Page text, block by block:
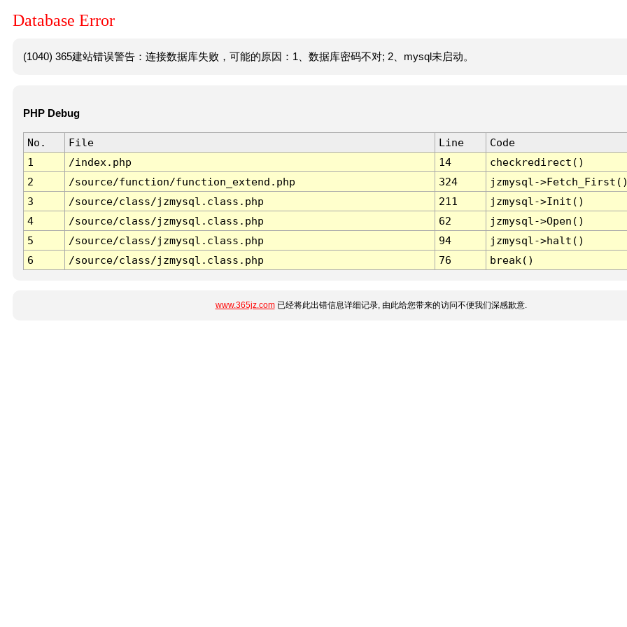
Database Error
(1040) 365建站错误警告：连接数据库失败，可能的原因：1、数据库密码不对; 2、mysql未启动。
PHP Debug
No. File Line
Code
1
/index.php 14
checkredirect()
2
/source/function/function_extend.php 324
jzmysql-
3
/source/class/jzmysql.class.php 211
jzmysql->Init()
4
/source/class/jzmysql.class.php 62
jzmysql->Open()
5
/source/class/jzmysql.class.php 94
jzmysql->halt()
6
/source/class/jzmysql.class.php 76 break()
www.365jz.com已经将此出错信息详细记录, 由此给您带来的访问不便我们深感歉意.